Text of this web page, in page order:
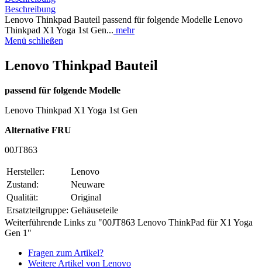
Beschreibung
Lenovo Thinkpad Bauteil passend für folgende Modelle Lenovo
Thinkpad X1 Yoga 1st Gen... mehr
Menü schließen
Lenovo Thinkpad Bauteil
passend für folgende Modelle
Lenovo Thinkpad X1 Yoga 1st Gen
Alternative FRU
00JT863
Hersteller:
Lenovo
Zustand:
Neuware
Qualität:
Original
Ersatzteilgruppe: Gehäuseteile
Weiterführende Links zu "00JT863 Lenovo ThinkPad für X1 Yoga
Gen 1"
Fragen zum Artikel?
Weitere Artikel von Lenovo